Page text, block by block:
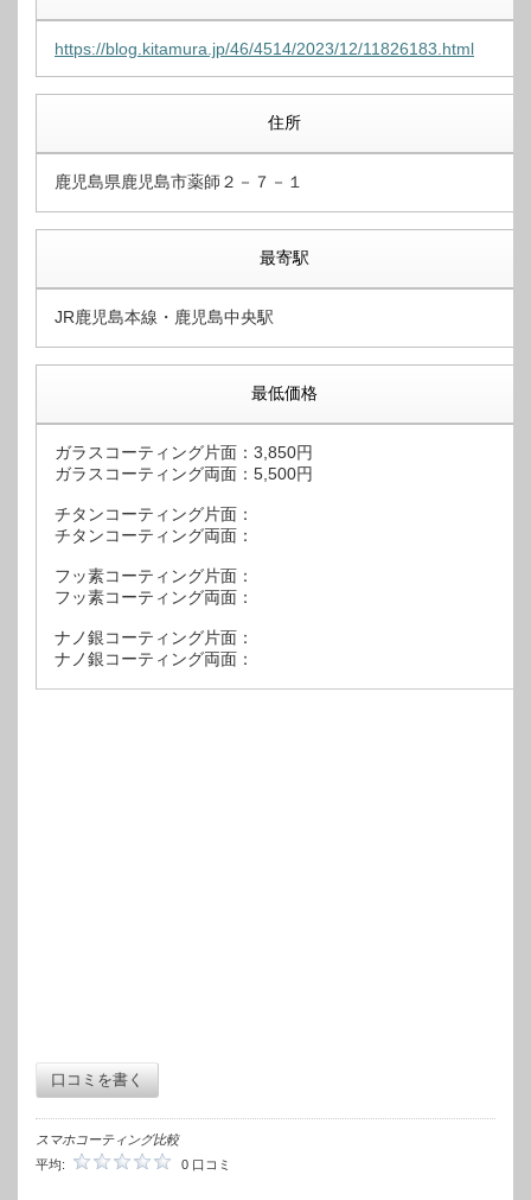
https://blog.kitamura.jp/46/4514/2023/12/11826183.html
住所
鹿児島県鹿児島市薬師２－７－１
最寄駅
JR鹿児島本線・鹿児島中央駅
最低価格
ガラスコーティング片面：3,850円
ガラスコーティング両面：5,500円
チタンコーティング片面：
チタンコーティング両面：
フッ素コーティング片面：
フッ素コーティング両面：
ナノ銀コーティング片面：
ナノ銀コーティング両面：
口コミを書く
スマホコーティング比較
平均:
0 口コミ